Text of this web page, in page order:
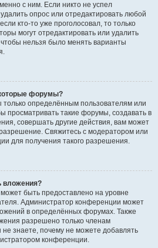
с ним. Если никто не успел
опрос или отредактировать любой
кто-то уже проголосовал, то только
могут отредактировать или удалить
нельзя было менять варианты
форумы?
определённым пользователям или
просматривать такие форумы, создавать в
совершать другие действия, вам может
Свяжитесь с модератором или
для получения такого разрешения.
вложения?
быть предоставлено на уровне
Администратор конференции может
в определённых форумах. Также
разрешено только членам
знаете, почему не можете добавлять
конференции.